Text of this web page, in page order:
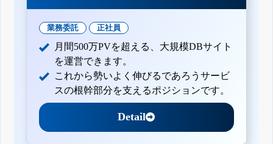
業務委託 正社員
月間500万PVを超える、大規模DBサイト
を運営できます。
これから勢いよく伸びるであろうサービ
スの根幹部分を支えるポジションです。
Detail